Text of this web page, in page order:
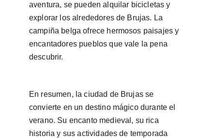
aventura, se pueden alquilar bicicletas y
explorar los alrededores de Brujas. La
campiña belga ofrece hermosos paisajes y
encantadores pueblos que vale la pena
descubrir.
En resumen, la ciudad de Brujas se
convierte en un destino mágico durante el
verano. Su encanto medieval, su rica
historia y sus actividades de temporada